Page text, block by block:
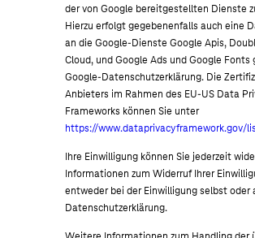
der von Google bereitgestellten Dienste
Hierzu erfolgt gegebenenfalls auch eine
an die Google-Dienste Google Apis,
Cloud, und Google Ads und Google Fonts
Google-Datenschutzerklärung. Die
Anbieters im Rahmen des EU-US Data
Frameworks können Sie unter
https://www.dataprivacyframework.gov/
Ihre Einwilligung können Sie jederzeit
Informationen zum Widerruf Ihrer
entweder bei der Einwilligung selbst oder
Datenschutzerklärung.